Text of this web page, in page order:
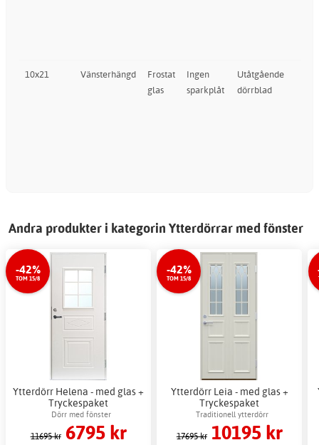
10x21 Vänsterhängd
Frostat
glas
Ingen
sparkplåt
Utåtgående
dörrblad
Andra produkter i kategorin Ytterdörrar med fönster
-42%
TOM 15/8
Ytterdörr Helena - med glas +
Tryckespaket
Dörr med fönster
11695 kr 6795 kr
-42%
TOM 15/8
Ytterdörr Leia - med glas +
Tryckespaket
Traditionell ytterdörr
17695 kr 10195 kr